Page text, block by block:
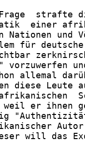
strafte
einer
Nationen und
für
vorzuwerfen
allemal
diese Leute
er ihnen
will das